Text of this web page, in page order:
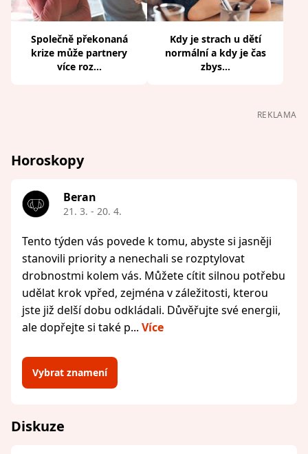
Společně překonaná
krize může partnery
více roz...
Kdy je strach u dětí
normální a kdy je čas
zbys...
REKLAMA
Horoskopy
Beran
21. 3. - 20. 4.
Tento týden vás povede k tomu, abyste si jasněji
stanovili priority a nenechali se rozptylovat
drobnostmi kolem vás. Můžete cítit silnou potřebu
udělat krok vpřed, zejména v záležitosti, kterou
jste již delší dobu odkládali. Důvěřujte své energii,
ale dopřejte si také p... Více
Vybrat znamení
Diskuze